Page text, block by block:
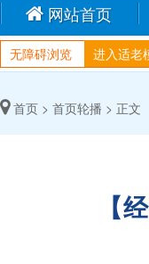
网站首页
无障碍浏览 进入适老
首页 > 首页轮播 > 正文
【